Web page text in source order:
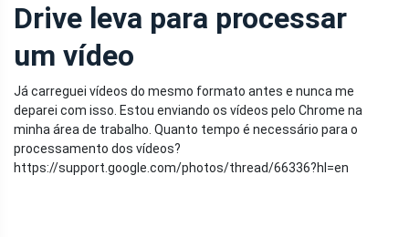
Drive leva para processar
um vídeo
Já carreguei vídeos do mesmo formato antes e nunca me
deparei com isso. Estou enviando os vídeos pelo Chrome na
minha área de trabalho. Quanto tempo é necessário para o
processamento dos vídeos?
https://support.google.com/photos/thread/66336?hl=en